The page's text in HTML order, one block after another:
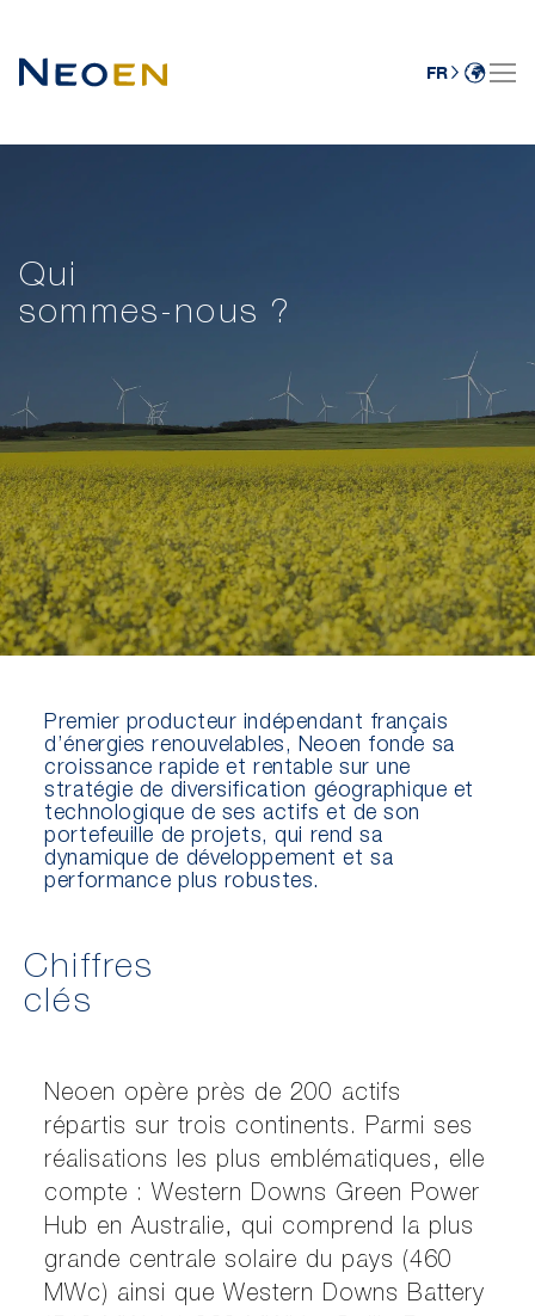
FR
Qui
sommes-nous ?
Premier producteur indépendant français
d’énergies renouvelables, Neoen fonde sa
croissance rapide et rentable sur une
stratégie de diversification géographique et
technologique de ses actifs et de son
portefeuille de projets, qui rend sa
dynamique de développement et sa
performance plus robustes.
Chiffres
clés
Neoen opère près de 200 actifs
répartis sur trois continents. Parmi ses
réalisations les plus emblématiques, elle
compte : Western Downs Green Power
Hub en Australie, qui comprend la plus
grande centrale solaire du pays (460
MWc) ainsi que Western Downs Battery